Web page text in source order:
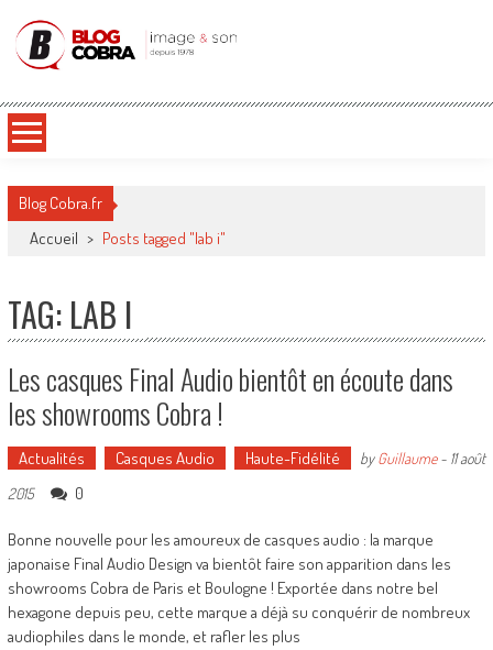
Blog Cobra
Blog Cobra.fr
Accueil > Posts tagged "lab i"
TAG: LAB I
Les casques Final Audio bientôt en écoute dans
les showrooms Cobra !
Actualités Casques Audio Haute-Fidélité byGuillaume- 11 août
2015
0
Bonne nouvelle pour les amoureux de casques audio : la marque
japonaise Final Audio Design va bientôt faire son apparition dans les
showrooms Cobra de Paris et Boulogne ! Exportée dans notre bel
hexagone depuis peu, cette marque a déjà su conquérir de nombreux
audiophiles dans le monde, et rafler les plus